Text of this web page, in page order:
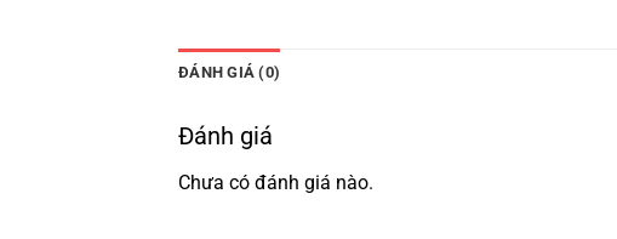
ĐÁNH GIÁ (0)
Đánh giá
Chưa có đánh giá nào.